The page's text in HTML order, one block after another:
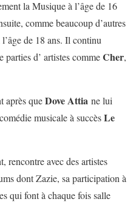
la Musique à l’âge de 16
comme beaucoup d’autres
l’âge de 18 ans. Il continu
parties d’ artistes commeCher,
après queDove Attia ne lui
musicale à succèsLe
rencontre avec des artistes
dont Zazie, sa participation à
qui font à chaque fois salle